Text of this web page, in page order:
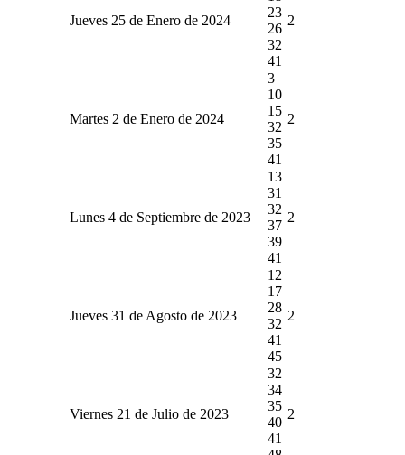
Jueves 25 de Enero de 2024
23
26
32
41
2
Martes 2 de Enero de 2024
3
10
15
32
35
41
2
Lunes 4 de Septiembre de 2023
13
31
32
37
39
41
2
Jueves 31 de Agosto de 2023
12
17
28
32
41
45
2
Viernes 21 de Julio de 2023
32
34
35
40
41
2